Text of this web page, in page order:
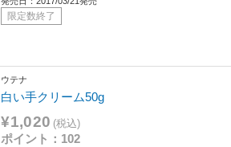
限定数終了
ウテナ
白い手クリーム50g
¥1,020 (税込)
ポイント：102